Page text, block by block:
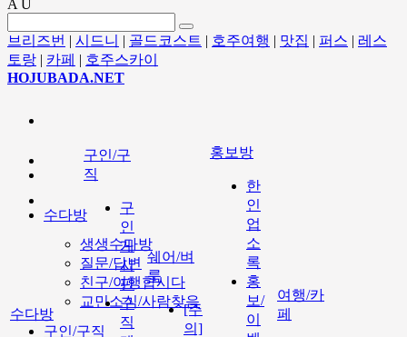
A U
브리즈번 | 시드니 | 골드코스트 | 호주여행 | 맛집 | 퍼스 | 레스
토랑 | 카페 | 호주스카이
HOJUBADA.NET
수다방
생생수다방
질문/답변
친구/여행합시다
교민소식/사람찾음
구인/구직
수다방
구인/구
직
구
인
게
시
판
구
직
쉐어/벼
룩
[주
의]
홍보방
한
인
업
소
록
홍
보/
이
여행/카
페